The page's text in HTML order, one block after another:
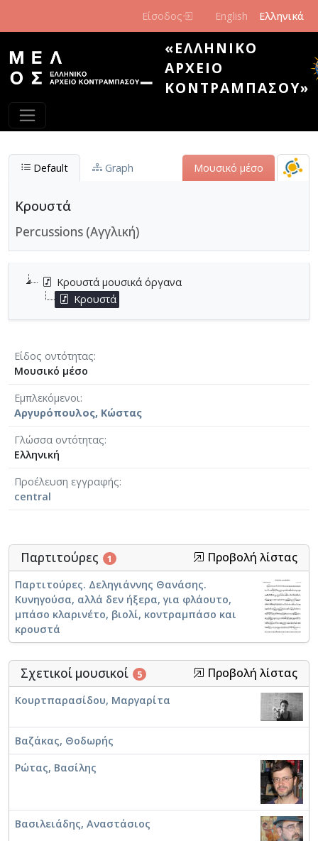
Είσοδος English Ελληνικά
«ΕΛΛΗΝΙΚΌ
ΑΡΧΕΊΟ
ΚΟΝΤΡΑΜΠΆΣΟΥ»
Default Graph Μουσικό μέσο
Κρουστά
Percussions (Αγγλική)
Κρουστά μουσικά όργανα
Κρουστά
Είδος οντότητας
Μουσικό μέσο
Εμπλεκόμενοι
Αργυρόπουλος, Κώστας
Γλώσσα οντότητας
Ελληνική
Προέλευση εγγραφής
central
Παρτιτούρες 1 Προβολή λίστας
Παρτιτούρες. Δεληγιάννης Θανάσης.
Κυνηγούσα, αλλά δεν ήξερα, για φλάουτο,
μπάσο κλαρινέτο, βιολί, κοντραμπάσο και
κρουστά
Σχετικοί μουσικοί 5 Προβολή λίστας
Κουρτπαρασίδου, Μαργαρίτα
Βαζάκας, Θοδωρής
Ρώτας, Βασίλης
Βασιλειάδης, Αναστάσιος